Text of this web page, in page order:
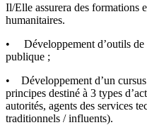
Il/Elle assurera des formations
humanitaires.
• Développement d’outils de
publique ;
• Développement d’un
principes destiné à 3 types
autorités, agents des services
traditionnels / influents).